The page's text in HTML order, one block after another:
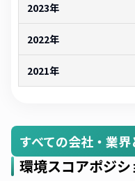
2023年
2022年
2021年
すべての会社・業
環境スコアポジシ